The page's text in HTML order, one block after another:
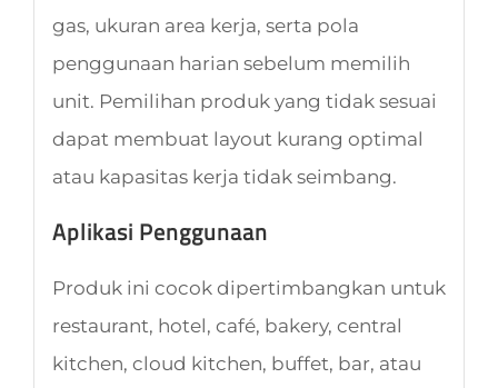
gas, ukuran area kerja, serta pola
penggunaan harian sebelum memilih
unit. Pemilihan produk yang tidak sesuai
dapat membuat layout kurang optimal
atau kapasitas kerja tidak seimbang.
Aplikasi Penggunaan
Produk ini cocok dipertimbangkan untuk
restaurant, hotel, café, bakery, central
kitchen, cloud kitchen, buffet, bar, atau